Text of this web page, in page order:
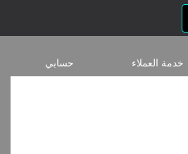
خدمة العملاء حسابي